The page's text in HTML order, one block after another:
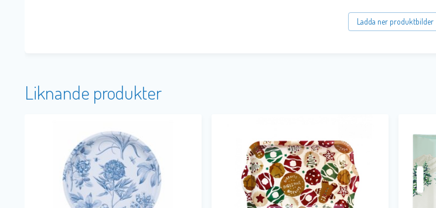
Ladda ner produktbilder
Liknande produkter